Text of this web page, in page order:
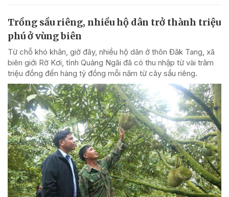
Trồng sầu riêng, nhiều hộ dân trở thành triệu
phú ở vùng biên
Từ chỗ khó khăn, giờ đây, nhiều hộ dân ở thôn Đăk Tang, xã
biên giới Rờ Kơi, tỉnh Quảng Ngãi đã có thu nhập từ vài trăm
triệu đồng đến hàng tỷ đồng mỗi năm từ cây sầu riêng.